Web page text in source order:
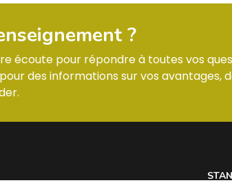
?
écoute pour répondre à toutes vos
des informations sur vos avantages,